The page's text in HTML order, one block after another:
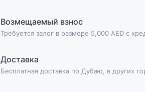
Возмещаемый взнос
Требуется залог в размере 5,000 AED с
Доставка
Бесплатная доставка по Дубаю, в других